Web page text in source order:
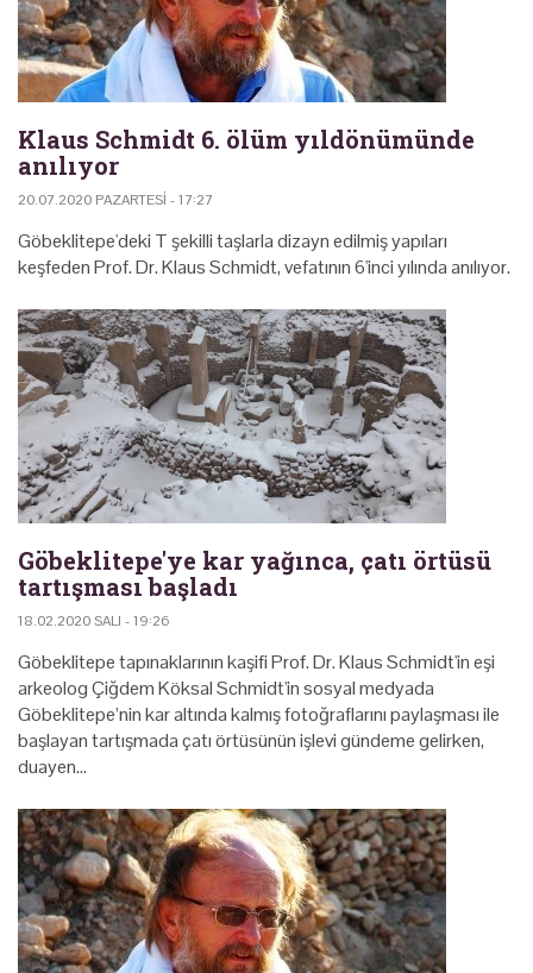
Klaus Schmidt 6. ölüm yıldönümünde
anılıyor
20.07.2020 PAZARTESI - 17:27
Göbeklitepe'deki T şekilli taşlarla dizayn edilmiş yapıları
keşfeden Prof. Dr. Klaus Schmidt, vefatının 6'inci yılında anılıyor.
Göbeklitepe'ye kar yağınca, çatı örtüsü
tartışması başladı
18.02.2020 SALI - 19:26
Göbeklitepe tapınaklarının kaşifi Prof. Dr. Klaus Schmidt'in eşi
arkeolog Çiğdem Köksal Schmidt'in sosyal medyada
Göbeklitepe’nin kar altında kalmış fotoğraflarını paylaşması ile
başlayan tartışmada çatı örtüsünün işlevi gündeme gelirken,
duayen…